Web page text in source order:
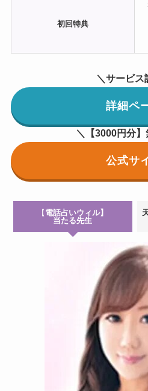
初回特典
＼サービス
詳細ペ
＼【3000円分
公式サ
【 電話占いウィル】
当たる先生